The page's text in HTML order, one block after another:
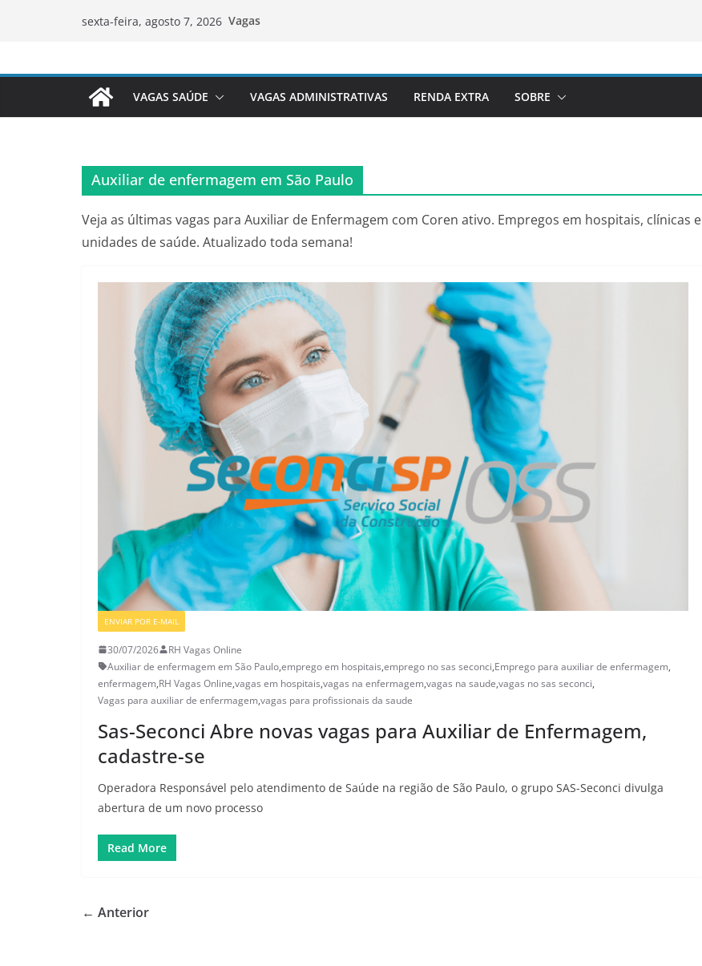
conteúdo
sexta-feira, agosto 7, 2026 Vagas
VAGAS SAÚDE VAGAS ADMINISTRATIVAS RENDA EXTRA SOBRE
Auxiliar de enfermagem em São Paulo
Veja as últimas vagas para Auxiliar de Enfermagem com Coren ativo. Empregos em hospitais, clínicas e
unidades de saúde. Atualizado toda semana!
ENVIAR POR E-MAIL
30/07/2026
RH Vagas Online
Auxiliar de enfermagem em São Paulo,emprego em hospitais,emprego no sas seconci,Emprego para auxiliar de enfermagem,
enfermagem,RH Vagas Online,vagas em hospitais,vagas na enfermagem,vagas na saude,vagas no sas seconci,
Vagas para auxiliar de enfermagem,vagas para profissionais da saude
Sas-Seconci Abre novas vagas para Auxiliar de Enfermagem,
cadastre-se
Operadora Responsável pelo atendimento de Saúde na região de São Paulo, o grupo SAS-Seconci divulga
abertura de um novo processo
Read More
← Anterior